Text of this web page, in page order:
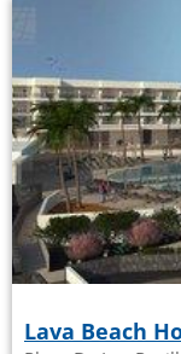
Lava Beach